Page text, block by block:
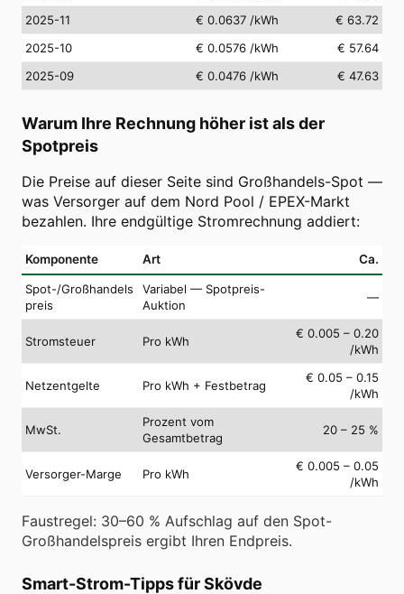
2025-11
€ 0.0637 /kWh
€ 63.72
2025-10
€ 0.0576 /kWh
€ 57.64
2025-09
€ 0.0476 /kWh € 47.63
Warum Ihre Rechnung höher ist als der
Spotpreis
Die Preise auf dieser Seite sind Großhandels-Spot —
was Versorger auf dem Nord Pool / EPEX-Markt
bezahlen. Ihre endgültige Stromrechnung addiert:
Komponente Art Ca.
Spot-/Großhandels
preis
Variabel — Spotpreis-
Auktion
—
Stromsteuer Pro kWh
€ 0.005 – 0.20
/kWh
Netzentgelte Pro kWh + Festbetrag
€ 0.05 – 0.15
/kWh
MwSt.
Prozent vom
Gesamtbetrag
20 – 25 %
Versorger-Marge Pro kWh
€ 0.005 – 0.05
/kWh
Faustregel: 30–60 % Aufschlag auf den Spot-
Großhandelspreis ergibt Ihren Endpreis.
Smart-Strom-Tipps für Skövde